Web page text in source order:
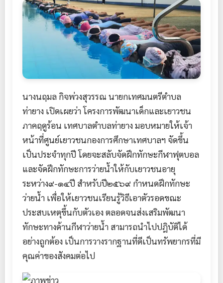
นางนฤมล กิจพ่วงสุวรรณ นายกเทศมนตรีตำบล
ท่ายาง เปิดเผยว่า โครงการพัฒนาเด็กและเยาวชน
ภาคฤดูร้อน เทศบาลตำบลท่ายาง มอบหมายให้เจ้า
หน้าที่ศูนย์เยาวชนกองการศึกษาเทศบาลฯ จัดขึ้น
เป็นประจำทุกปี โดยจะสลับจัดฝึกทักษะกีฬาฟุตบอล
และจัดฝึกทักษะการว่ายน้ำให้กับเยาวชนอายุ
ระหว่าง๙-๑๔ปี สำหรับปี๒๕๖๙ กำหนดฝึกทักษะ
ว่ายน้ำ เพื่อให้เยาวชนเรียนรู้วิธีเอาตัวรอดขณะ
ประสบเหตุขึ้นกับตัวเอง ตลอดจนส่งเสริมพัฒนา
ทักษะทางด้านกีฬาว่ายน้ำ สามารถนำไปปฎิบัติได้
อย่างถูกต้อง เป็นการวางรากฐานที่ดีเป็นทรัพยากรที่มี
คุณค่าของสังคมต่อไป